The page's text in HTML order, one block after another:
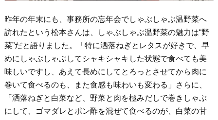
昨年の年末にも、事務所の忘年会でしゃぶしゃぶ温野菜へ
訪れたという松本さんは、しゃぶしゃぶ温野菜の魅力は“野
菜”だと語りました。「特に洒落ねぎとレタスが好きで、早
めにしゃぶしゃぶしてシャキシャキした状態で食べても美
味しいですし、あえて長めにしてとろっとさせてから肉に
巻いて食べるのも、また食感も味わいも変わる」さらに、
「洒落ねぎと白菜など、野菜と肉を極みだしで巻きしゃぶ
にして、ゴマダレとポン酢を混ぜて食べるのが、白菜の甘